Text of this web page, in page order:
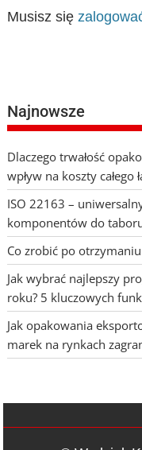
Musisz się
Najnowsze
Dlaczego trwałość
wpływ na koszty całego
ISO 22163 –
komponentów do
Co zrobić po
Jak wybrać najlepszy
roku? 5 kluczowych
Jak opakowania
marek na rynkach